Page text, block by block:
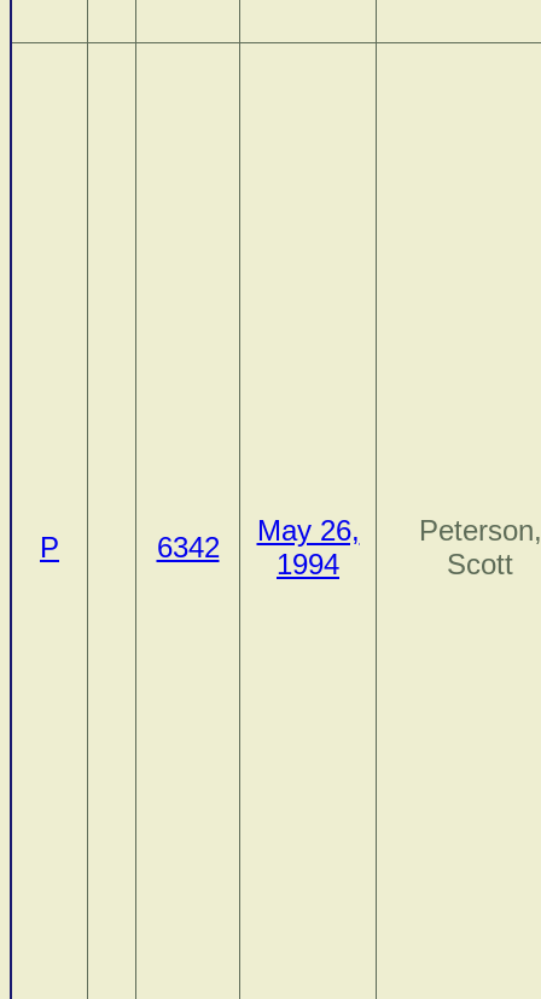
P 6342
May 26,
1994
Peterson,
Scott